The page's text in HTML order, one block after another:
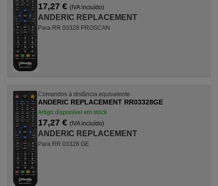
17,27 € (IVA incluído)
ANDERIC REPLACEMENT
Para RR 03328 PROSCAN
Comandos à distância equivalente
ANDERIC REPLACEMENT RR03328GE
Artigo disponível em stock
17,27 € (IVA incluído)
ANDERIC REPLACEMENT
Para RR 03328 GE